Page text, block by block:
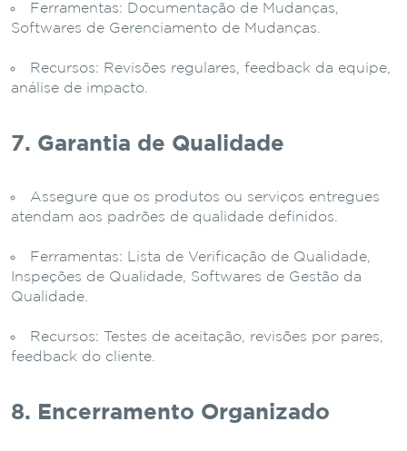
Ferramentas: Documentação de Mudanças,
Softwares de Gerenciamento de Mudanças.
Recursos: Revisões regulares, feedback da equipe,
análise de impacto.
7. Garantia de Qualidade
Assegure que os produtos ou serviços entregues
atendam aos padrões de qualidade definidos.
Ferramentas: Lista de Verificação de Qualidade,
Inspeções de Qualidade, Softwares de Gestão da
Qualidade.
Recursos: Testes de aceitação, revisões por pares,
feedback do cliente.
8. Encerramento Organizado